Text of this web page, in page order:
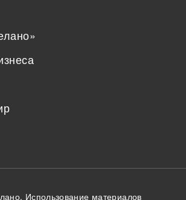
. Использование материалов